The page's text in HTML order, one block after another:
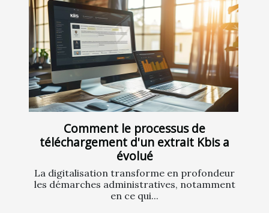
Comment le processus de
téléchargement d'un extrait Kbis a
évolué
La digitalisation transforme en profondeur
les démarches administratives, notamment
en ce qui...